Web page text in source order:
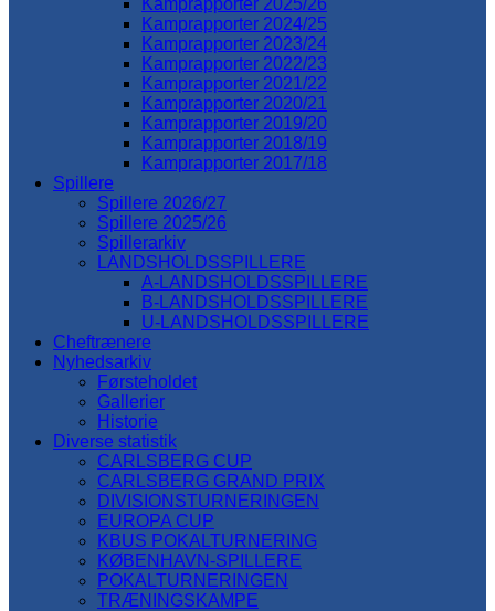
Kamprapporter 2024/25
Kamprapporter 2023/24
Kamprapporter 2022/23
Kamprapporter 2021/22
Kamprapporter 2020/21
Kamprapporter 2019/20
Kamprapporter 2018/19
Kamprapporter 2017/18
Spillere
Spillere 2026/27
Spillere 2025/26
Spillerarkiv
LANDSHOLDSSPILLERE
A-LANDSHOLDSSPILLERE
B-LANDSHOLDSSPILLERE
U-LANDSHOLDSSPILLERE
Cheftrænere
Nyhedsarkiv
Førsteholdet
Gallerier
Historie
Diverse statistik
CARLSBERG CUP
CARLSBERG GRAND PRIX
DIVISIONSTURNERINGEN
EUROPA CUP
KBUS POKALTURNERING
KØBENHAVN-SPILLERE
POKALTURNERINGEN
TRÆNINGSKAMPE